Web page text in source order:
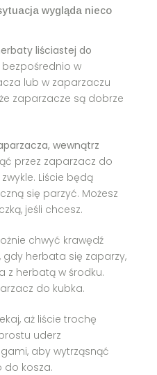
wygląda nieco
liściastej do
bezpośrednio w
lub w zaparzaczu
zaparzacze są dobrze
wewnątrz
przez zaparzacz do
Liście będą
się parzyć. Możesz
jeśli chcesz.
chwyć krawędź
herbata się zaparzy,
z herbatą w środku.
do kubka.
aż liście trochę
uderz
aby wytrząsnąć
do kosza.